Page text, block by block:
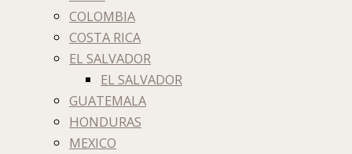
COLOMBIA
COSTA RICA
EL SALVADOR
EL SALVADOR
GUATEMALA
HONDURAS
MEXICO